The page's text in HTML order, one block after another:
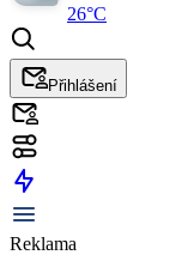
26°C
Přihlášení
Reklama